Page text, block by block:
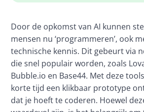
Door de opkomst van AI kunnen
mensen nu ‘programmeren’, ook
technische kennis. Dit gebeurt via
die snel populair worden, zoals
Bubble.io en Base44. Met deze
korte tijd een klikbaar prototype
dat je hoeft te coderen. Hoewel